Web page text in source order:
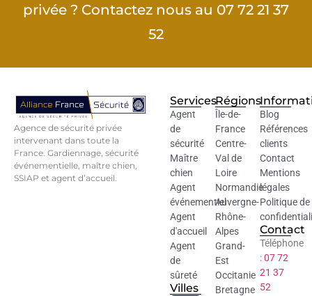
privée ? Contactez nous au 07 72 21 37
52
Agence de sécurité privée
intervenant dans toute la
France. Gardiennage, sécurité
événementielle, maître chien,
SSIAP et agent d’accueil.
Services
Agent
de
sécurité
Maître
chien
Agent
événementiel
Agent
d'accueil
Agent
de
sûreté
Villes
Régions
Île-de-
France
Centre-
Val de
Loire
Normandie
Auvergne-
Rhône-
Alpes
Grand-
Est
Occitanie
Bretagne
Blog
Références
clients
Contact
Mentions
légales
Politique de
Contact
Téléphone
:07 72
21 37
52